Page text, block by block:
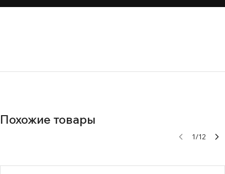
Похожие товары
1/12